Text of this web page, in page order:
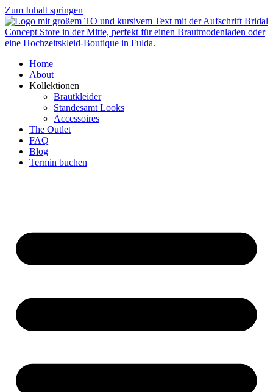
Zum Inhalt springen
Home
About
Kollektionen
Brautkleider
Standesamt Looks
Accessoires
The Outlet
FAQ
Blog
Termin buchen